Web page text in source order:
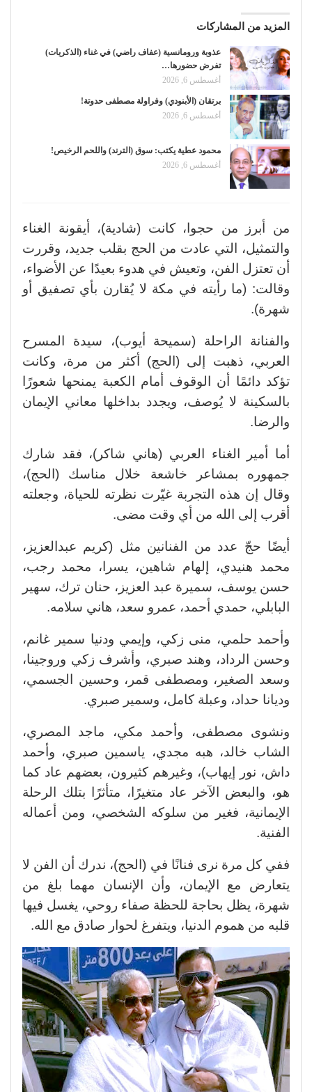
المزيد من المشاركات
عذوبة ورومانسية (عفاف راضي) في غناء (الذكريات)
تفرض حضورها…
أغسطس 6, 2026
برتقان (الأبنودي) وفراولة مصطفى حدوتة!
أغسطس 6, 2026
محمود عطية يكتب: سوق (الترند) واللحم الرخيص!
أغسطس 6, 2026
من أبرز من حجوا، كانت (شادية)، أيقونة الغناء
والتمثيل، التي عادت من الحج بقلب جديد، وقررت
أن تعتزل الفن، وتعيش في هدوء بعيدًا عن الأضواء،
وقالت: (ما رأيته في مكة لا يُقارن بأي تصفيق أو
شهرة).
والفنانة الراحلة (سميحة أيوب)، سيدة المسرح
العربي، ذهبت إلى (الحج) أكثر من مرة، وكانت
تؤكد دائمًا أن الوقوف أمام الكعبة يمنحها شعورًا
بالسكينة لا يُوصف، ويجدد بداخلها معاني الإيمان
والرضا.
أما أمير الغناء العربي (هاني شاكر)، فقد شارك
جمهوره بمشاعر خاشعة خلال مناسك (الحج)،
وقال إن هذه التجربة غيّرت نظرته للحياة، وجعلته
أقرب إلى الله من أي وقت مضى.
أيضًا حجّ عدد من الفنانين مثل (كريم عبدالعزيز،
محمد هنيدي، إلهام شاهين، يسرا، محمد رجب،
حسن يوسف، سميرة عبد العزيز، حنان ترك، سهير
البابلي، حمدي أحمد، عمرو سعد، هاني سلامه.
وأحمد حلمي، منى زكي، وإيمي ودنيا سمير غانم،
وحسن الرداد، وهند صبري، وأشرف زكي وروجينا،
وسعد الصغير، ومصطفى قمر، وحسين الجسمي،
وديانا حداد، وعبلة كامل، وسمير صبري.
ونشوى مصطفى، وأحمد مكي، ماجد المصري،
الشاب خالد، هبه مجدي، ياسمين صبري، وأحمد
داش، نور إيهاب)، وغيرهم كثيرون، بعضهم عاد كما
هو، والبعض الآخر عاد متغيرًا، متأثرًا بتلك الرحلة
الإيمانية، فغير من سلوكه الشخصي، ومن أعماله
الفنية.
ففي كل مرة نرى فنانًا في (الحج)، ندرك أن الفن لا
يتعارض مع الإيمان، وأن الإنسان مهما بلغ من
شهرة، يظل بحاجة للحظة صفاء روحي، يغسل فيها
قلبه من هموم الدنيا، ويتفرغ لحوار صادق مع الله.